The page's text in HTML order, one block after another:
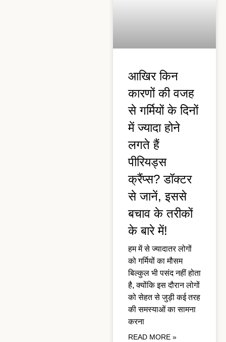
आखिर किन
कारणों की वजह
से गर्मियों के दिनों
में ज्यादा होने
लगते हैं
पीरियड्स
क्रैंप्स? डॉक्टर
से जानें, इससे
बचाव के तरीकों
के बारे में!
हम में से ज्यादातर लोगों
को गर्मियों का मौसम
बिल्कुल भी पसंद नहीं होता
है, क्योंकि इस दौरान लोगों
को सेहत से जुड़ी कई तरह
की समस्याओं का सामना
करना
READ MORE »